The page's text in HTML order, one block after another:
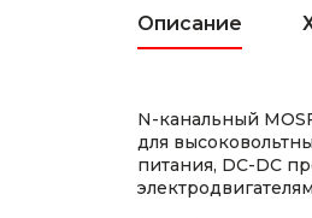
Описание
N-канальный
для
питания, DC-DC